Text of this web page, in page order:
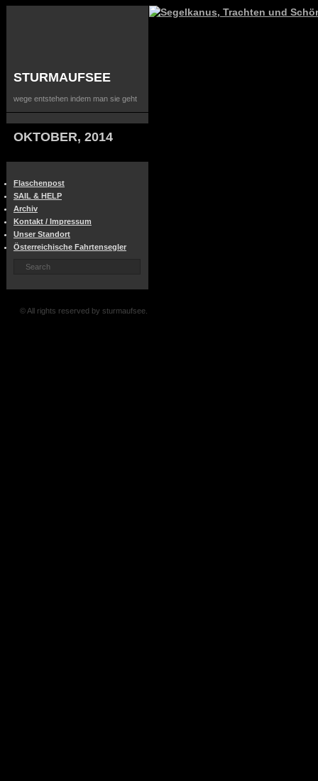
STURMAUFSEE
wege entstehen indem man sie geht
OKTOBER, 2014
Flaschenpost
SAIL & HELP
Archiv
Kontakt / Impressum
Unser Standort
Österreichische Fahrtensegler
© All rights reserved by sturmaufsee.